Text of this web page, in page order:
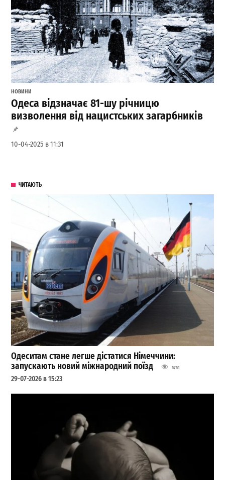
НОВИНИ
Одеса відзначає 81-шу річницю
визволення від нацистських загарбників
10-04-2025 в 11:31
ЧИТАЮТЬ
Одеситам стане легше дістатися Німеччини:
запускають новий міжнародний поїзд
5751
29-07-2026 в 15:23